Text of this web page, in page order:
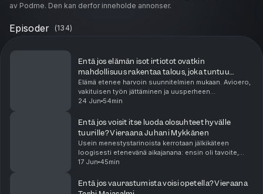
av Podme. Den kan derfor inneholde annonser.
Episoder (134)
Entä jos elämän isot irtiotot ovatkin
mahdollisuus rakentaa talous, joka tuntuu
omalta? Vieraana Vivian Nick
Elämä etenee harvoin suunnitelmien mukaan. Avioero,
vakituisen työn jättäminen ja uusperheen
perustaminen muuttavat sekä arkea että taloutta. Entä
mahdollis...
24 Jun 54min
Entä jos voisit itse luoda olosuhteet hyvälle
tuurille? Vieraana Juhani Mykkänen
Usein menestystarinoista kerrotaan jälkikäteen
loogisesti etenevänä aikajanana: ensin oli tavoite,
sitten sen eteen tehtiin töitä ja lopulta saavutettiin se.
17 Jun 45min
Entä jos vaurastumista voisi opetella? Vieraana